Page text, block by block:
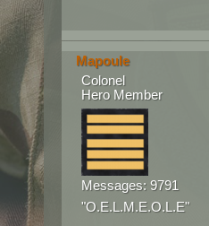
Mapoule
Colonel
Hero Member
Messages: 9791
"O.E.L.M.E.O.L.E"